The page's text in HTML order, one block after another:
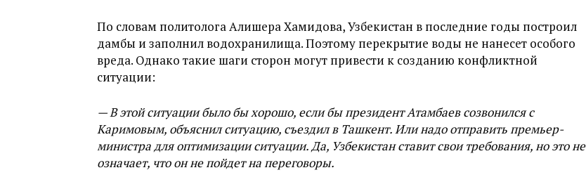
По словам политолога Алишера Хамидова, Узбекистан в последние годы построил
дамбы и заполнил водохранилища. Поэтому перекрытие воды не нанесет особого
вреда. Однако такие шаги сторон могут привести к созданию конфликтной
ситуации:
— В этой ситуации было бы хорошо, если бы президент Атамбаев созвонился с
Каримовым, объяснил ситуацию, съездил в Ташкент. Или надо отправить премьер-
министра для оптимизации ситуации. Да, Узбекистан ставит свои требования, но это не
означает, что он не пойдет на переговоры.